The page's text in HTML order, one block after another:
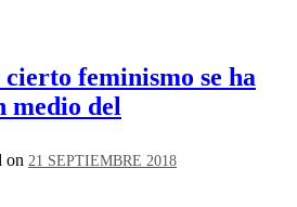
feminismo se ha
medio del
on 21 SEPTIEMBRE 2018